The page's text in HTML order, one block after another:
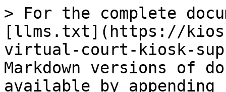
> For the complete
[llms.txt](https://
virtual-court-kiosk-
Markdown versions of
available by